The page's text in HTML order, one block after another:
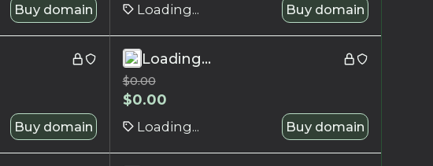
Buy domain Loading... Buy domain
Buy domain
Loading...
$0.00
$0.00
Loading... Buy domain